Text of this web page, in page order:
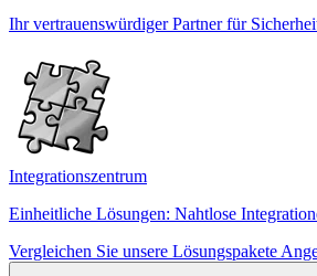
Ihr vertrauenswürdiger Partner für
Integrationszentrum
Einheitliche Lösungen: Nahtlose
Vergleichen Sie unsere Lösungspakete